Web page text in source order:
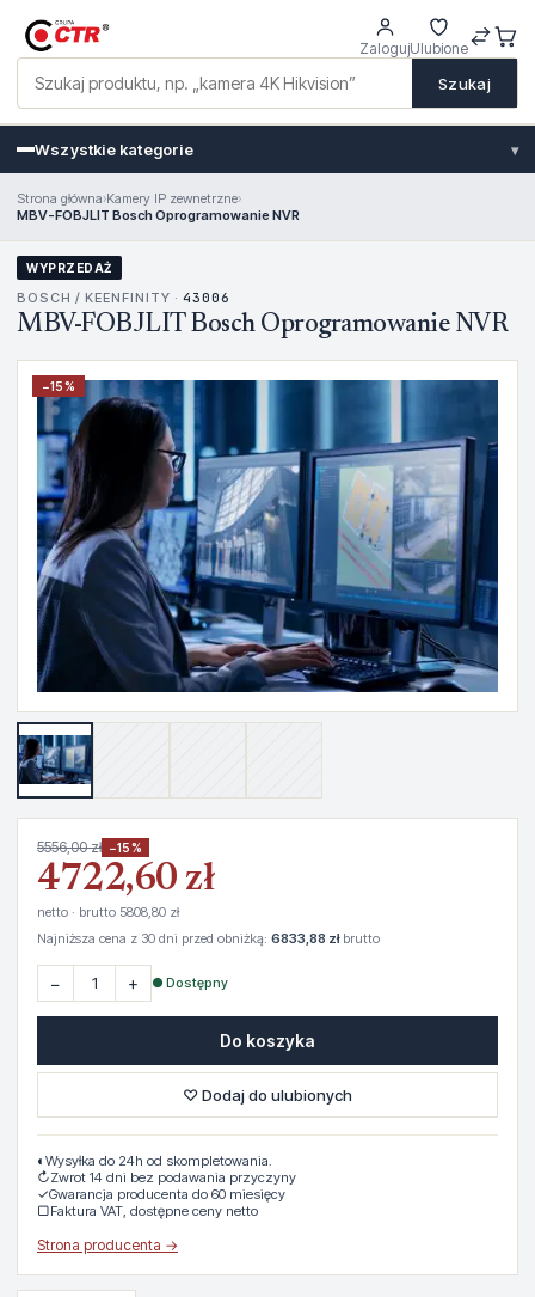
Szukaj
ZalogujUlubione
Wszystkie kategorie ▾
Strona główna›Kamery IP zewnetrzne›
MBV-FOBJLIT Bosch Oprogramowanie NVR
WYPRZEDAŻ
BOSCH / KEENFINITY · 43006
MBV-FOBJLIT Bosch Oprogramowanie NVR
−15%
5556,00 zł −15%
4722,60 zł
netto · brutto 5808,80 zł
Najniższa cena z 30 dni przed obniżką: 6833,88 złbrutto
− + ● Dostępny
Do koszyka
♡ Dodaj do ulubionych
◐ Wysyłka do 24h od skompletowania.
↻Zwrot 14 dni bez podawania przyczyny
✓Gwarancja producenta do 60 miesięcy
▢Faktura VAT, dostępne ceny netto
Strona producenta →